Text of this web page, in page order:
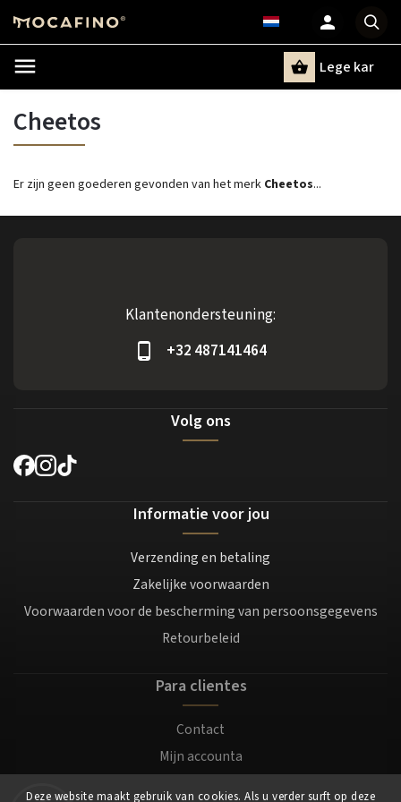
Deze website maakt gebruik van cookies. Als u verder surft op deze
Lege kar
Cheetos
Er zijn geen goederen gevonden van het merk Cheetos...
Klantenondersteuning:
+32 487141464
Volg ons
Informatie voor jou
Verzending en betaling
Zakelijke voorwaarden
Voorwaarden voor de bescherming van persoonsgegevens
Retourbeleid
Para clientes
Contact
Mijn accounta